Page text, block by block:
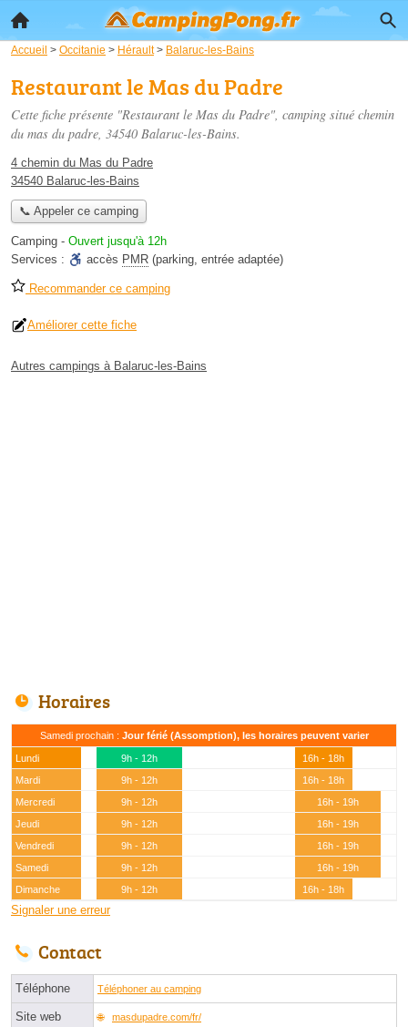
Accueil > Occitanie > Hérault> Balaruc-les-Bains
Restaurant le Mas du Padre
Cette fiche présente "Restaurant le Mas du Padre", camping situé chemin
du mas du padre, 34540 Balaruc-les-Bains.
4 chemin du Mas du Padre
34540 Balaruc-les-Bains
📞 Appeler ce camping
Camping - Ouvert jusqu'à 12h
Services :
accès PMR (parking, entrée adaptée)
Recommander ce camping
Améliorer cette fiche
Autres campings à Balaruc-les-Bains
Horaires
Samedi prochain : Jour férié (Assomption), les horaires peuvent varier
Lundi 9h - 12h
16h - 18h
Mardi
9h - 12h
16h - 18h
Mercredi
9h - 12h
16h - 19h
Jeudi
9h - 12h
16h - 19h
Vendredi
9h - 12h
16h - 19h
Samedi
9h - 12h
16h - 19h
Dimanche
9h - 12h 16h - 18h
Signaler une erreur
Contact
Téléphone Téléphoner au camping
Site web masdupadre.com/fr/